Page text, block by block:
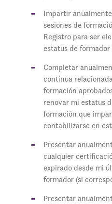
Impartir
sesiones de
Registro para ser
estatus de formador
Completar
continua
formación
renovar mi estatus
formación que
contabilizarse en
Presentar
cualquier
expirado desde mi
formador (si
Presentar